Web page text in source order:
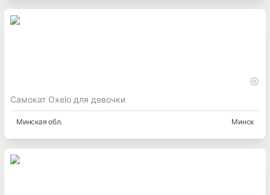
Самокат Oxelo для девочки
Минская обл. Минск